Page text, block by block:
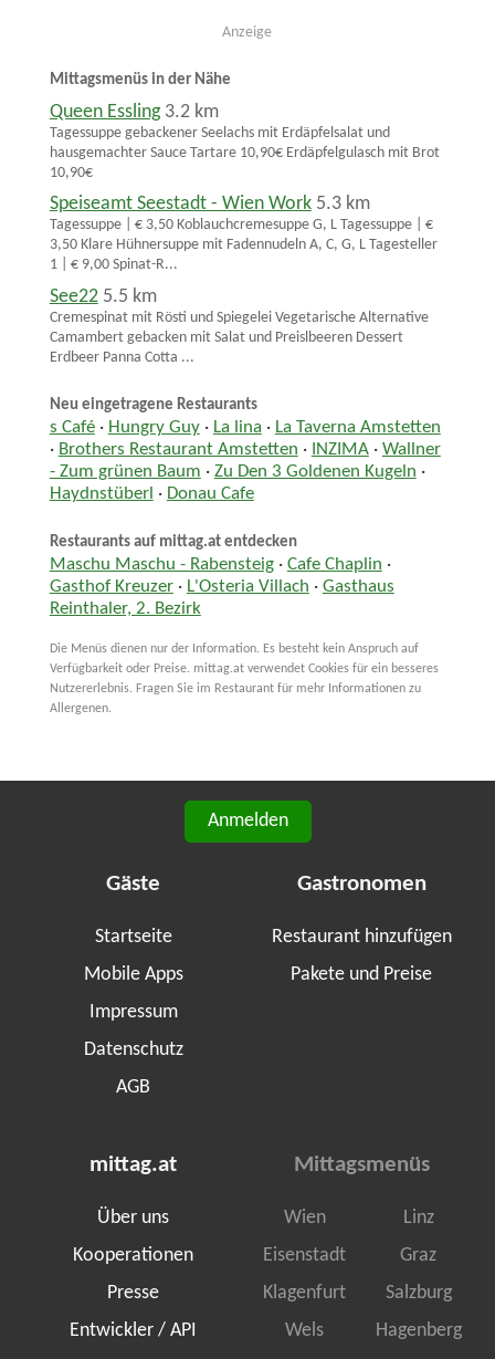
Anzeige
Mittagsmenüs in der Nähe
Queen Essling 3.2 km
Tagessuppe gebackener Seelachs mit Erdäpfelsalat und
hausgemachter Sauce Tartare 10,90€ Erdäpfelgulasch mit Brot
10,90€
Speiseamt Seestadt - Wien Work 5.3 km
Tagessuppe | € 3,50 Koblauchcremesuppe G, L Tagessuppe | €
3,50 Klare Hühnersuppe mit Fadennudeln A, C, G, L Tagesteller
1 | € 9,00 Spinat-R...
See22 5.5 km
Cremespinat mit Rösti und Spiegelei Vegetarische Alternative
Camambert gebacken mit Salat und Preislbeeren Dessert
Erdbeer Panna Cotta ...
Neu eingetragene Restaurants
s Café· Hungry Guy· La lina · La Taverna Amstetten
· Brothers Restaurant Amstetten · INZIMA· Wallner
- Zum grünen Baum · Zu Den 3 Goldenen Kugeln ·
Haydnstüberl · Donau Cafe
Restaurants auf mittag.at entdecken
Maschu Maschu - Rabensteig· Cafe Chaplin ·
Gasthof Kreuzer· L'Osteria Villach · Gasthaus
Reinthaler, 2. Bezirk
Die Menüs dienen nur der Information. Es besteht kein Anspruch auf
Verfügbarkeit oder Preise. mittag.at verwendet Cookies für ein besseres
Nutzererlebnis. Fragen Sie im Restaurant für mehr Informationen zu
Allergenen.
Anmelden
Gäste
Startseite
Mobile Apps
Impressum
Datenschutz
AGB
Gastronomen
Restaurant hinzufügen
Pakete und Preise
mittag.at
Über uns
Kooperationen
Presse
Entwickler / API
Mittagsmenüs
Wien
Linz
Eisenstadt
Graz
Klagenfurt
Salzburg
Wels
Hagenberg